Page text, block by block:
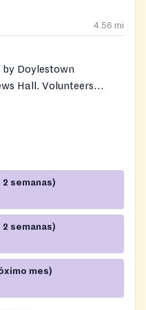
4.56 mi
by Doylestown
Hall. Volunteers
fellowship.
semanas)
semanas)
mes)